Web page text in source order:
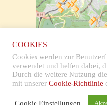
Impressum & Datenschutz
COOKIES
Cookies werden zur
verwendet und helfen dabei,
Durch die weitere Nutzung
mit unserer Cookie-Richtlinie
Cookie Einstellungen